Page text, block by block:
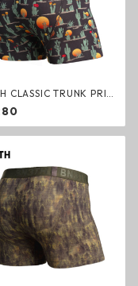
CLASSIC TRUNK PRIN
BLACK ボクサーパン
ンクス カクタイブラッ
ス スポーツ マイパッケ